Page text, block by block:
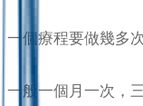
一個療程要做幾多
一般一個月一次，